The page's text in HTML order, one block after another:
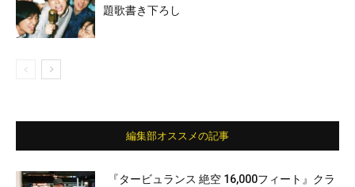
題歌書き下ろし
編集部オススメの記事
『タービュランス 絶空 16,000フィート』クラ